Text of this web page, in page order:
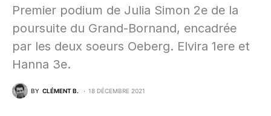
Premier podium de Julia Simon 2e de la
poursuite du Grand-Bornand, encadrée
par les deux soeurs Oeberg. Elvira 1ere et
Hanna 3e.
BY CLÉMENT B. 18 DÉCEMBRE 2021